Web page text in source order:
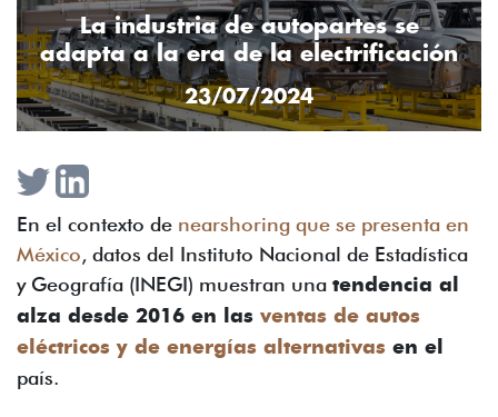
La industria de autopartes se
adapta a la era de la electrificación
23/07/2024
En el contexto de nearshoring que se presenta en
México, datos del Instituto Nacional de Estadística
y Geografía (INEGI) muestran una tendencia al
alza desde 2016 en las ventas de autos
eléctricos y de energías alternativas en el
país.